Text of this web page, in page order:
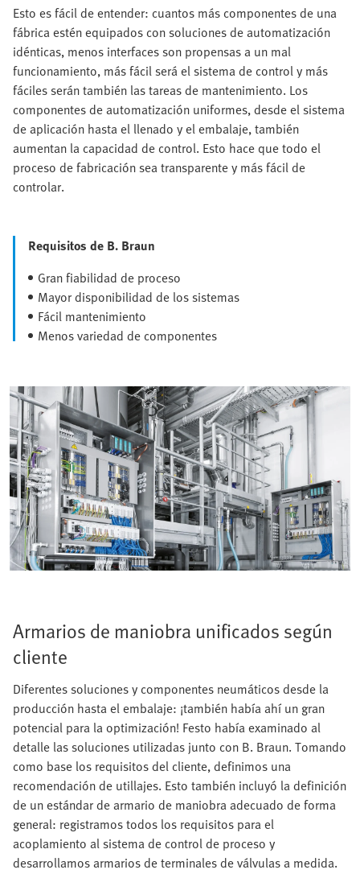
Esto es fácil de entender: cuantos más componentes de una
fábrica estén equipados con soluciones de automatización
idénticas, menos interfaces son propensas a un mal
funcionamiento, más fácil será el sistema de control y más
fáciles serán también las tareas de mantenimiento. Los
componentes de automatización uniformes, desde el sistema
de aplicación hasta el llenado y el embalaje, también
aumentan la capacidad de control. Esto hace que todo el
proceso de fabricación sea transparente y más fácil de
controlar.
Requisitos de B. Braun
Gran fiabilidad de proceso
Mayor disponibilidad de los sistemas
Fácil mantenimiento
Menos variedad de componentes
Armarios de maniobra unificados según
cliente
Diferentes soluciones y componentes neumáticos desde la
producción hasta el embalaje: ¡también había ahí un gran
potencial para la optimización! Festo había examinado al
detalle las soluciones utilizadas junto con B. Braun. Tomando
como base los requisitos del cliente, definimos una
recomendación de utillajes. Esto también incluyó la definición
de un estándar de armario de maniobra adecuado de forma
general: registramos todos los requisitos para el
acoplamiento al sistema de control de proceso y
desarrollamos armarios de terminales de válvulas a medida.